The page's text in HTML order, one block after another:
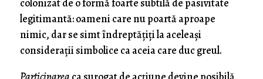
colonizat de o formă foarte subtilă de pasivitate
legitimantă: oameni care nu poartă aproape
nimic, dar se simt îndreptățiți la aceleași
considerații simbolice ca aceia care duc greul.